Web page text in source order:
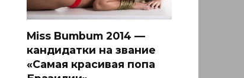
Miss Bumbum 2014 —
кандидатки на звание
«Самая красивая попа